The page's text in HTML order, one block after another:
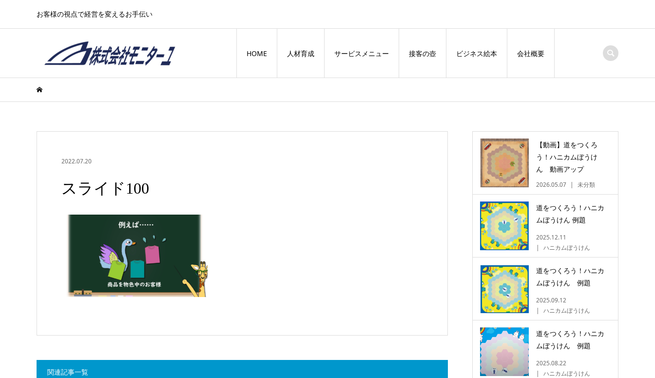
お客様の視点で経営を変えるお手伝い
HOME 人材育成 サービスメニュー 接客の壺 ビジネス絵本 会社概要
2022.07.20
スライド100
関連記事一覧
【動画】道をつくろ
う！ハニカムぼうけ
ん 動画アップ
2026.05.07 未分類
道をつくろう！ハニカ
ムぼうけん 例題
2025.12.11
ハニカムぼうけん
道をつくろう！ハニカ
ムぼうけん 例題
2025.09.12
ハニカムぼうけん
道をつくろう！ハニカ
ムぼうけん 例題
2025.08.22
ハニカムぼうけん